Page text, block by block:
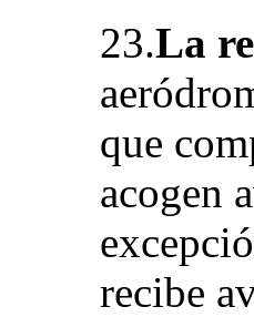
23.La
que
acogen
recibe